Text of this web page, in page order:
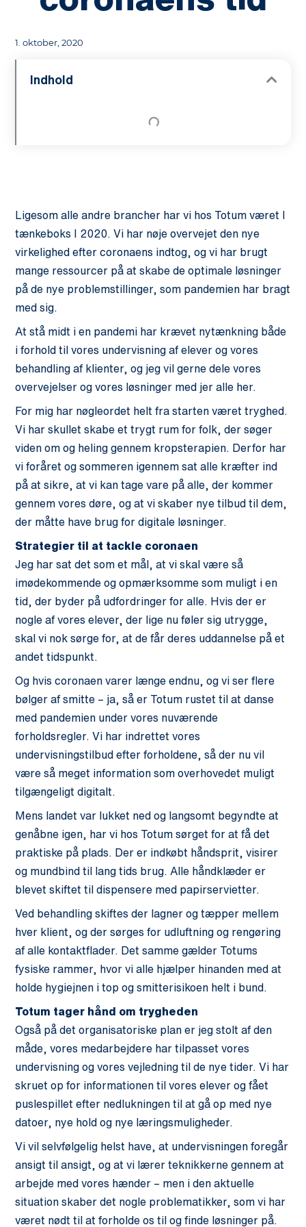
1. oktober, 2020
Indhold
Ligesom alle andre brancher har vi hos Totum været I
tænkeboks I 2020. Vi har nøje overvejet den nye
virkelighed efter coronaens indtog, og vi har brugt
mange ressourcer på at skabe de optimale løsninger
på de nye problemstillinger, som pandemien har bragt
med sig.
At stå midt i en pandemi har krævet nytænkning både
i forhold til vores undervisning af elever og vores
behandling af klienter, og jeg vil gerne dele vores
overvejelser og vores løsninger med jer alle her.
For mig har nøgleordet helt fra starten været tryghed.
Vi har skullet skabe et trygt rum for folk, der søger
viden om og heling gennem kropsterapien. Derfor har
vi foråret og sommeren igennem sat alle kræfter ind
på at sikre, at vi kan tage vare på alle, der kommer
gennem vores døre, og at vi skaber nye tilbud til dem,
der måtte have brug for digitale løsninger.
Strategier til at tackle coronaen
Jeg har sat det som et mål, at vi skal være så
imødekommende og opmærksomme som muligt i en
tid, der byder på udfordringer for alle. Hvis der er
nogle af vores elever, der lige nu føler sig utrygge,
skal vi nok sørge for, at de får deres uddannelse på et
andet tidspunkt.
Og hvis coronaen varer længe endnu, og vi ser flere
bølger af smitte – ja, så er Totum rustet til at danse
med pandemien under vores nuværende
forholdsregler. Vi har indrettet vores
undervisningstilbud efter forholdene, så der nu vil
være så meget information som overhovedet muligt
tilgængeligt digitalt.
Mens landet var lukket ned og langsomt begyndte at
genåbne igen, har vi hos Totum sørget for at få det
praktiske på plads. Der er indkøbt håndsprit, visirer
og mundbind til lang tids brug. Alle håndklæder er
blevet skiftet til dispensere med papirservietter.
Ved behandling skiftes der lagner og tæpper mellem
hver klient, og der sørges for udluftning og rengøring
af alle kontaktflader. Det samme gælder Totums
fysiske rammer, hvor vi alle hjælper hinanden med at
holde hygiejnen i top og smitterisikoen helt i bund.
Totum tager hånd om trygheden
Også på det organisatoriske plan er jeg stolt af den
måde, vores medarbejdere har tilpasset vores
undervisning og vores vejledning til de nye tider. Vi har
skruet op for informationen til vores elever og fået
puslespillet efter nedlukningen til at gå op med nye
datoer, nye hold og nye læringsmuligheder.
Vi vil selvfølgelig helst have, at undervisningen foregår
ansigt til ansigt, og at vi lærer teknikkerne gennem at
arbejde med vores hænder – men i den aktuelle
situation skaber det nogle problematikker, som vi har
været nødt til at forholde os til og finde løsninger på.